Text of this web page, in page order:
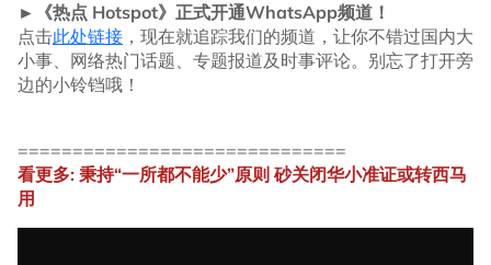
►《热点 Hotspot》正式开通WhatsApp频道！
点击此处链接 ，现在就追踪我们的频道，让你不错过国内大
小事、网络热门话题、专题报道及时事评论。别忘了打开旁
边的小铃铛哦！
==============================
看更多: 秉持“一所都不能少”原则 砂关闭华小准证或转西马
用